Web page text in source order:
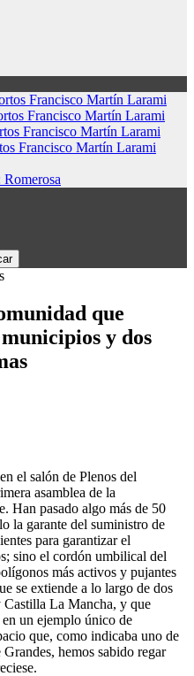
Francisco Martín Larami
Francisco Martín Larami
Francisco Martín Larami
Francisco Martín Larami
Romerosa
que
y dos
el salón de Plenos del
asamblea de la
Han pasado algo más de 50
la garante del suministro de
para garantizar el
sino el cordón umbilical del
más activos y pujantes
se extiende a lo largo de dos
La Mancha, y que
un ejemplo único de
que, como indicaba uno de
hemos sabido regar